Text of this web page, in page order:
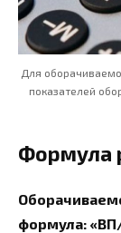
Для
показателей
Формула
формула: